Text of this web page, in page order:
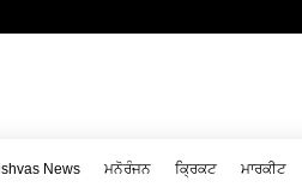
News ਮਨੋਰੰਜਨ ਕ੍ਰਿਕਟ ਮਾਰਕੀਟ